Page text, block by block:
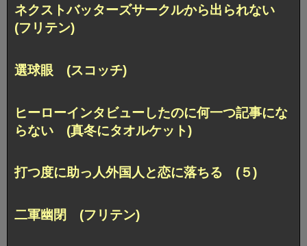
ネクストバッターズサークルから出られない
(フリテン)
選球眼 (スコッチ)
ヒーローインタビューしたのに何一つ記事にな
らない (真冬にタオルケット)
打つ度に助っ人外国人と恋に落ちる (５)
二軍幽閉 (フリテン)